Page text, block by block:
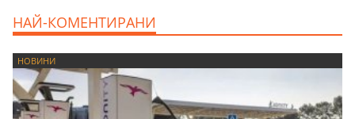
НАЙ-КОМЕНТИРАНИ
НОВИНИ